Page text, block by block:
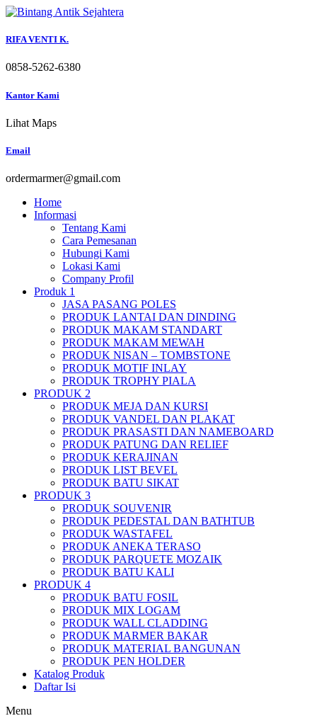
Skip
content
RIFA VENTI K.
0858-5262-6380
Kantor Kami
Lihat Maps
Email
ordermarmer@gmail.com
Home
Informasi
Tentang Kami
Cara Pemesanan
Hubungi Kami
Lokasi Kami
Company Profil
Produk 1
JASA PASANG POLES
PRODUK LANTAI DAN DINDING
PRODUK MAKAM STANDART
PRODUK MAKAM MEWAH
PRODUK NISAN – TOMBSTONE
PRODUK MOTIF INLAY
PRODUK TROPHY PIALA
PRODUK 2
PRODUK MEJA DAN KURSI
PRODUK VANDEL DAN PLAKAT
PRODUK PRASASTI DAN NAMEBOARD
PRODUK PATUNG DAN RELIEF
PRODUK KERAJINAN
PRODUK LIST BEVEL
PRODUK BATU SIKAT
PRODUK 3
PRODUK SOUVENIR
PRODUK PEDESTAL DAN BATHTUB
PRODUK WASTAFEL
PRODUK ANEKA TERASO
PRODUK PARQUETE MOZAIK
PRODUK BATU KALI
PRODUK 4
PRODUK BATU FOSIL
PRODUK MIX LOGAM
PRODUK WALL CLADDING
PRODUK MARMER BAKAR
PRODUK MATERIAL BANGUNAN
PRODUK PEN HOLDER
Katalog Produk
Daftar Isi
Menu